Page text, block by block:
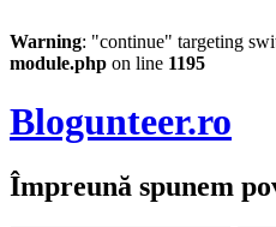
Warning: "continue" targeting
module.php on line 1195
Blogunteer.ro
Împreună spunem